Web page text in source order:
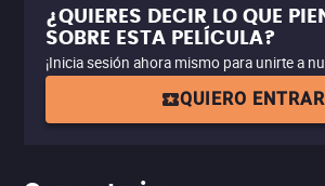
¿QUIERES DECIR LO QUE
SOBRE ESTA PELÍCULA?
¡Inicia sesión ahora mismo para unirte a
QUIERO ENTRAR